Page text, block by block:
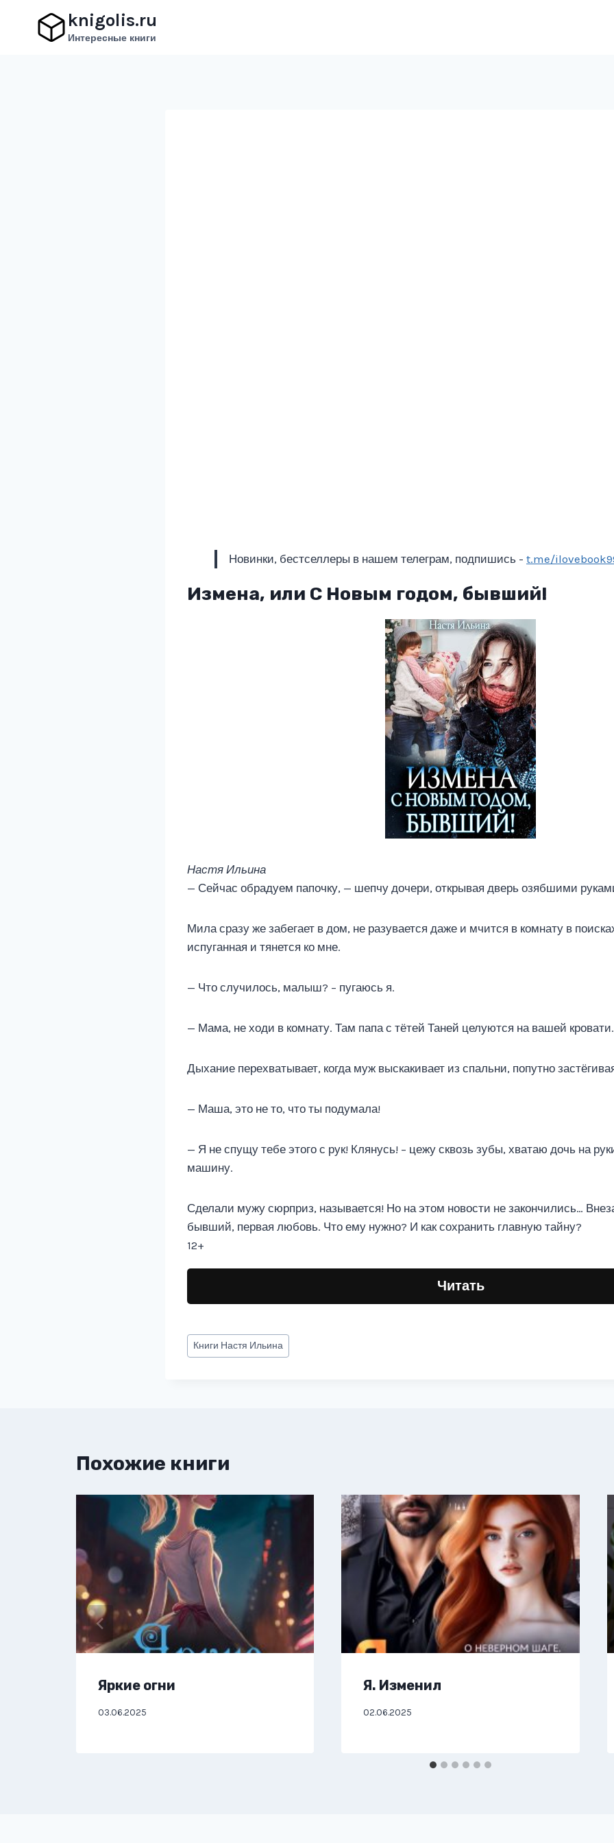
содержимому
knigolis.ru
Интересные книги
Новинки, бестселлеры в нашем телеграм, подпишись - t.me/
Измена, или С Новым годом, бывший!
Настя Ильина
— Сейчас обрадуем папочку, — шепчу дочери, открывая дверь озябшими
Мила сразу же забегает в дом, не разувается даже и мчится в комнату в
испуганная и тянется ко мне.
— Что случилось, малыш? – пугаюсь я.
— Мама, не ходи в комнату. Там папа с тётей Таней целуются на вашей кровати.
Дыхание перехватывает, когда муж выскакивает из спальни, попутно
— Маша, это не то, что ты подумала!
— Я не спущу тебе этого с рук! Клянусь! – цежу сквозь зубы, хватаю дочь на
машину.
Сделали мужу сюрприз, называется! Но на этом новости не закончились…
бывший, первая любовь. Что ему нужно? И как сохранить главную тайну?
12+
Читать
Метки
записи:
Книги Настя Ильина
Похожие книги
Яркие огни
03.06.2025
Я. Изменил
02.06.2025